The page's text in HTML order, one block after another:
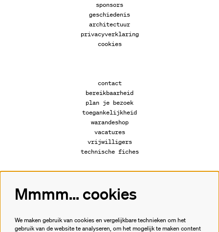
sponsors
geschiedenis
architectuur
privacyverklaring
cookies
contact
bereikbaarheid
plan je bezoek
toegankelijkheid
warandeshop
vacatures
vrijwilligers
technische fiches
Volg ons
Mmmm... cookies
We maken gebruik van cookies en vergelijkbare technieken om het
gebruik van de website te analyseren, om het mogelijk te maken content